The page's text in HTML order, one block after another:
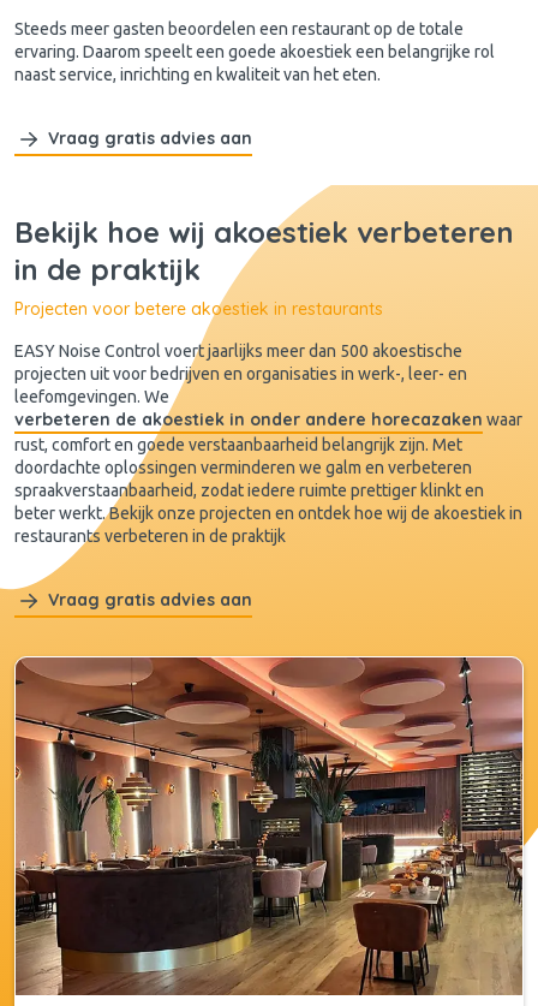
Steeds meer gasten beoordelen een restaurant op de totale
ervaring. Daarom speelt een goede akoestiek een belangrijke rol
naast service, inrichting en kwaliteit van het eten.
Vraag gratis advies aan
Bekijk hoe wij akoestiek verbeteren
in de praktijk
Projecten voor betere akoestiek in restaurants
EASY Noise Control voert jaarlijks meer dan 500 akoestische
projecten uit voor bedrijven en organisaties in werk-, leer- en
leefomgevingen. We
verbeteren de akoestiek in onder andere horecazaken waar
rust, comfort en goede verstaanbaarheid belangrijk zijn. Met
doordachte oplossingen verminderen we galm en verbeteren
spraakverstaanbaarheid, zodat iedere ruimte prettiger klinkt en
beter werkt. Bekijk onze projecten en ontdek hoe wij de akoestiek in
restaurants verbeteren in de praktijk
Vraag gratis advies aan